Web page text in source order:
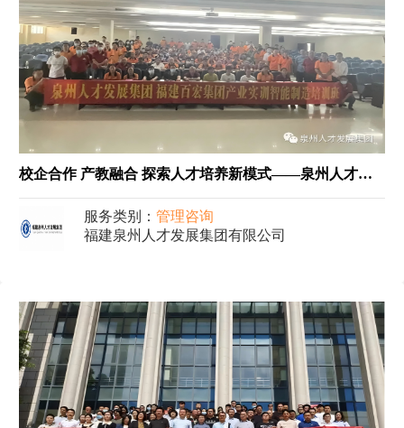
校企合作 产教融合 探索人才培养新模式——泉州人才发展集团联合闽南理工学院在福建百宏集团成功举办智能制造产业实训活动
服务类别： 管理咨询
福建泉州人才发展集团有限公司